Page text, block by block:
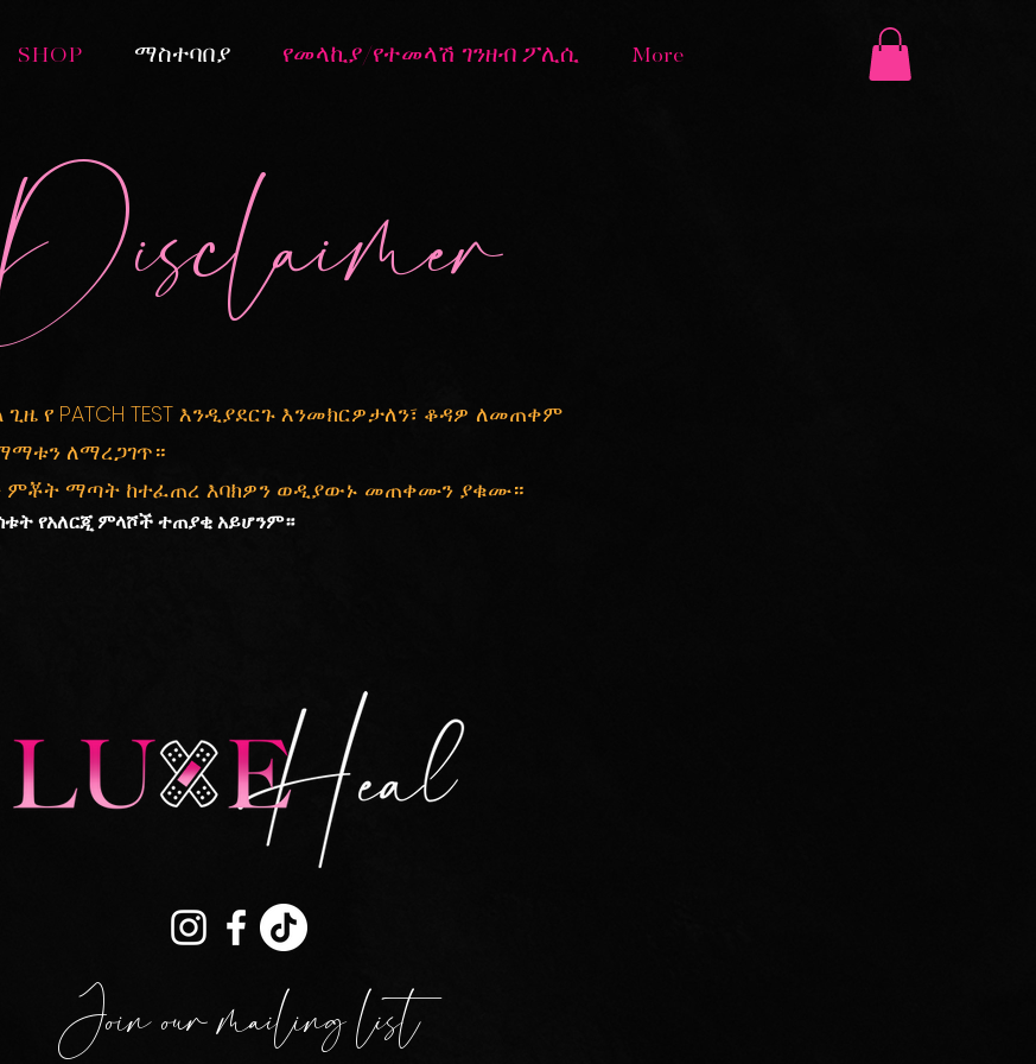
SHOP ማስተባበያ የመላኪያ/የተመላሽ ገንዘብ ፖሊሲ More
የ PATCH TEST እንዲያደርጉ እንመክርዎታለን፣ ቆዳዎ ለመጠቀም
ለማረጋገጥ።
ምቾት ማጣት ከተፈጠረ እባክዎን ወዲያውኑ መጠቀሙን ያቁሙ።
የአለርጂ ምላሾች ተጠያቂ አይሆንም።
Join our mailing list